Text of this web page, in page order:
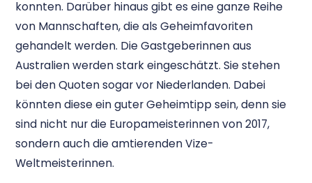
konnten. Darüber hinaus gibt es eine ganze Reihe
von Mannschaften, die als Geheimfavoriten
gehandelt werden. Die Gastgeberinnen aus
Australien werden stark eingeschätzt. Sie stehen
bei den Quoten sogar vor Niederlanden. Dabei
könnten diese ein guter Geheimtipp sein, denn sie
sind nicht nur die Europameisterinnen von 2017,
sondern auch die amtierenden Vize-
Weltmeisterinnen.